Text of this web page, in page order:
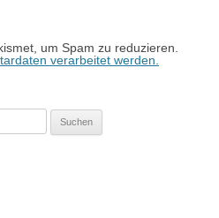
um Spam zu reduzieren.
verarbeitet werden.